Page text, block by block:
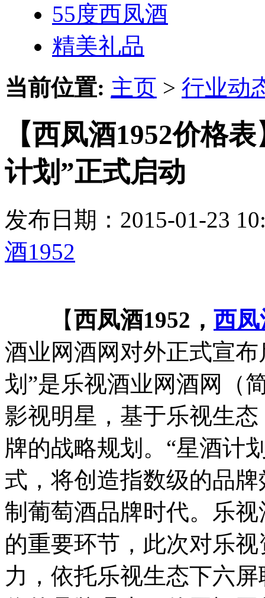
55度西凤酒
精美礼品
当前位置: 主页 > 行业动
【西凤酒1952价格
计划”正式启动
发布日期：2015-01-23
酒1952
【西凤酒1952， 西
酒业网酒网对外正式宣
划”是乐视酒业网酒网（
影视明星，基于乐视生
牌的战略规划。“星酒计
式，将创造指数级的品
制葡萄酒品牌时代。乐
的重要环节，此次对乐
力，依托乐视生态下六